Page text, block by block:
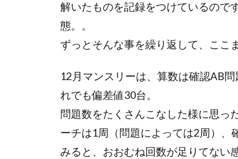
解いたものを記録をつけているので
態。。
ずっとそんな事を繰り返して、ここ
12月マンスリーは、算数は確認AB
れでも偏差値30台。
問題数をたくさんこなした様に思っ
ーチは1周（問題によっては2周）、
みると、おおむね回数が足りてない